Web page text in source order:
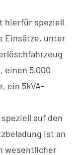
hierfür speziell
Einsätze, unter
einen 5.000
ein 5kVA-
auf den
ist an
wesentlicher